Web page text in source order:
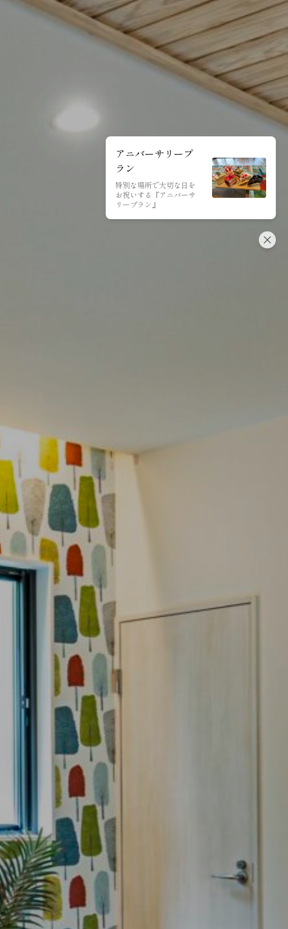
アニバーサリープ
ラン
特別な場所で大切な日を
お祝いする『アニバーサ
リープラン』